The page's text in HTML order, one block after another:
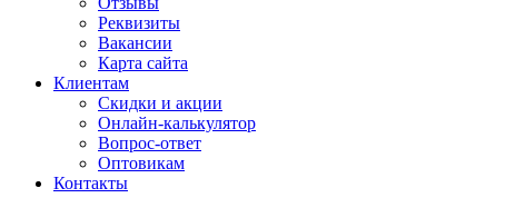
Реквизиты
Вакансии
Карта сайта
Клиентам
Скидки и акции
Онлайн-калькулятор
Вопрос-ответ
Оптовикам
Контакты